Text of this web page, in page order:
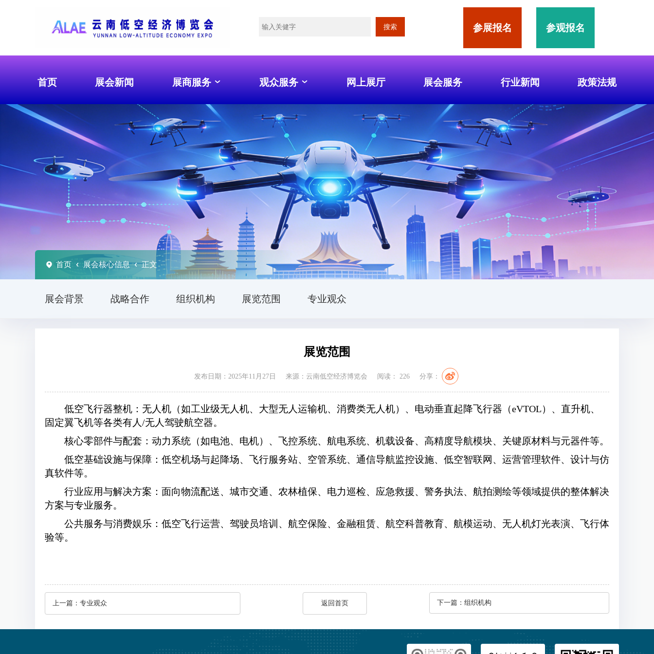
搜索 参展报名 参观报名
首页 展会新闻 展商服务 观众服务 网上展厅 展会服务 行业新闻 政策法规
展会背景 战略合作 组织机构 展览范围 专业观众
首页 展会核心信息 正文
展览范围
发布日期：2025年11月27日 来源：云南低空经济博览会 阅读： 226 分享：
低空飞行器整机：无人机（如工业级无人机、大型无人运输机、消费类无人机）、电动垂直起降飞行器（eVTOL）、直升机、
固定翼飞机等各类有人/无人驾驶航空器。
核心零部件与配套：动力系统（如电池、电机）、飞控系统、航电系统、机载设备、高精度导航模块、关键原材料与元器件等。
低空基础设施与保障：低空机场与起降场、飞行服务站、空管系统、通信导航监控设施、低空智联网、运营管理软件、设计与仿
真软件等。
行业应用与解决方案：面向物流配送、城市交通、农林植保、电力巡检、应急救援、警务执法、航拍测绘等领域提供的整体解决
方案与专业服务。
公共服务与消费娱乐：低空飞行运营、驾驶员培训、航空保险、金融租赁、航空科普教育、航模运动、无人机灯光表演、飞行体
验等。
上一篇： 专业观众 返回首页 下一篇： 组织机构